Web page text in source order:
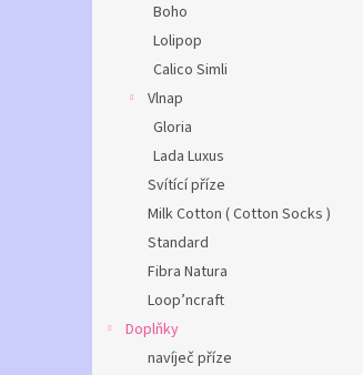
Boho
Lolipop
Calico Simli
Vlnap
Gloria
Lada Luxus
Svítící příze
Milk Cotton ( Cotton Socks )
Standard
Fibra Natura
Loop’ncraft
Doplňky
navíječ příze